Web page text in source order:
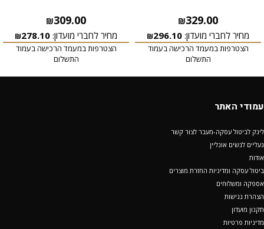
₪329.00
מחיר לחברי מועדון: ₪296.10
הצטרפות במעמד הרכישה בעמוד
התשלום
₪309.00
מחיר לחברי מועדון: ₪278.10
הצטרפות במעמד הרכישה בעמוד
התשלום
עמודי האתר
לינק לביטול עסקה-מעבר לצור קשר
נעליים לנשים אונליין
אודות
ביטול עסקה ומדיניות החזרת מוצרים
אספקה ומשלוחים
הצהרת נגישות
תקנון מועדון
מדיניות פרטיות